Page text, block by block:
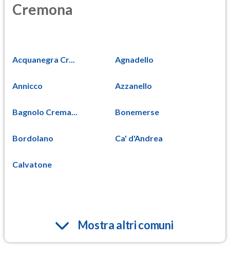
Cremona
Acquanegra Cr... Agnadello
Annicco Azzanello
Bagnolo Crema... Bonemerse
Bordolano Ca' d'Andrea
Calvatone
Mostra altri comuni